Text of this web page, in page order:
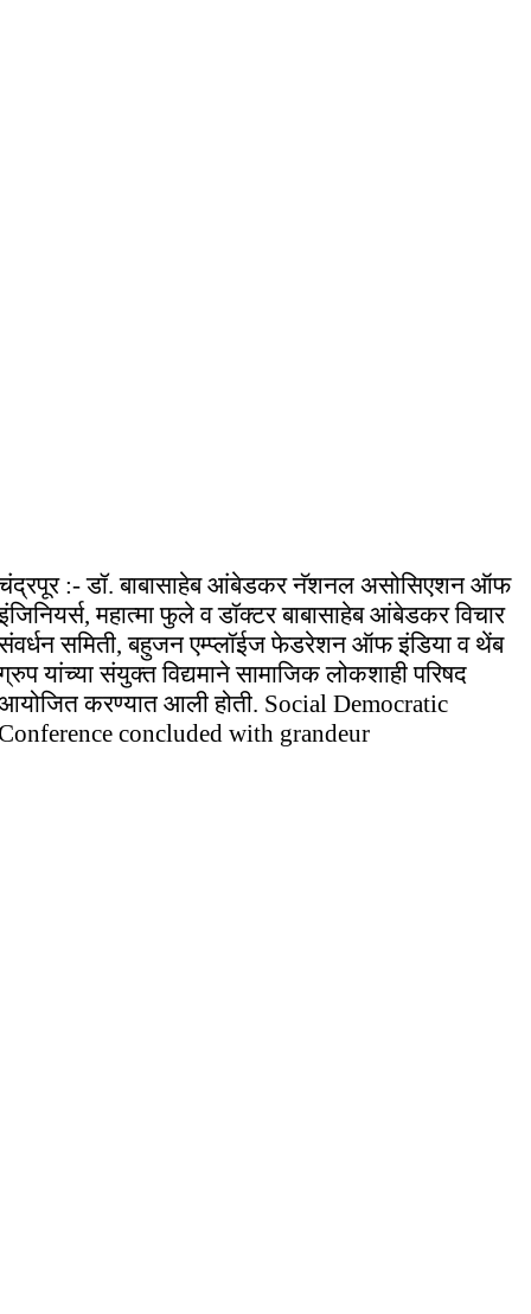
:- डॉ. बाबासाहेब आंबेडकर नॅशनल असोसिएशन ऑफ
महात्मा फुले व डॉक्टर बाबासाहेब आंबेडकर विचार
समिती, बहुजन एम्प्लॉईज फेडरेशन ऑफ इंडिया व थेंब
यांच्या संयुक्त विद्यमाने सामाजिक लोकशाही परिषद
करण्यात आली होती. Social Democratic
concluded with grandeur